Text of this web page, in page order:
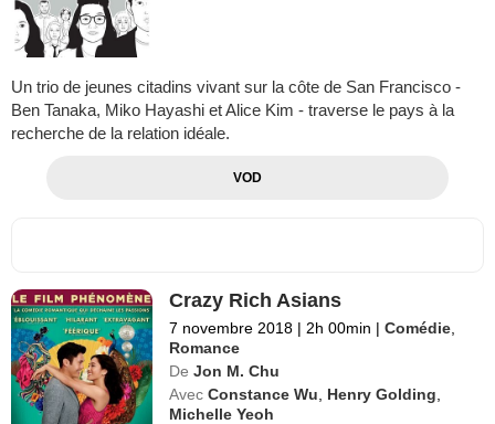
Un trio de jeunes citadins vivant sur la côte de San Francisco -
Ben Tanaka, Miko Hayashi et Alice Kim - traverse le pays à la
recherche de la relation idéale.
VOD
Crazy Rich Asians
7 novembre 2018 | 2h 00min | Comédie
Romance
De Jon M. Chu
Avec Constance Wu Henry Golding
Michelle Yeoh